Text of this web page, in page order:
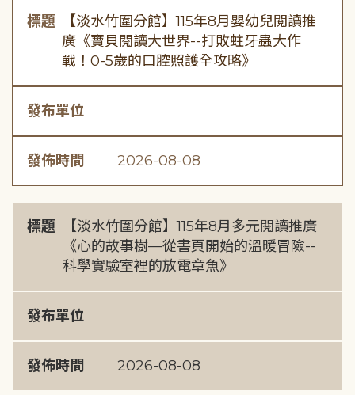
標題
【淡水竹圍分館】115年8月嬰幼兒閱讀推
廣《寶貝閱讀大世界--打敗蛀牙蟲大作
戰！0-5歲的口腔照護全攻略》
發布單位
發佈時間 2026-08-08
標題
【淡水竹圍分館】115年8月多元閱讀推廣
《心的故事樹—從書頁開始的溫暖冒險--
科學實驗室裡的放電章魚》
發布單位
發佈時間 2026-08-08